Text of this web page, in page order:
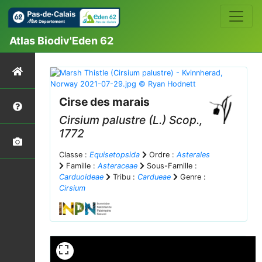
Atlas Biodiv'Eden 62
Cirse des marais
Cirsium palustre (L.) Scop.,
1772
Classe : Equisetopsida Ordre : Asterales
Famille : Asteraceae
Sous-Famille :
Carduoideae
Tribu : Cardueae
Genre :
Cirsium